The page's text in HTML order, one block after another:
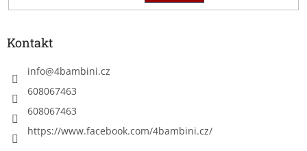
Kontakt
info@4bambini.cz
608067463
608067463
https://www.facebook.com/4bambini.cz/